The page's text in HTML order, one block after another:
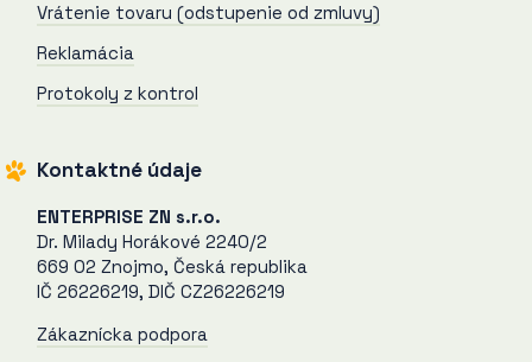
Vrátenie tovaru (odstupenie od zmluvy)
Reklamácia
Protokoly z kontrol
Kontaktné údaje
ENTERPRISE ZN s.r.o.
Dr. Milady Horákové 2240/2
669 02 Znojmo, Česká republika
IČ 26226219, DIČ CZ26226219
Zákaznícka podpora